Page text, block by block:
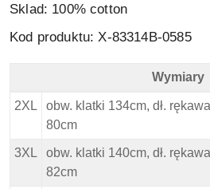
Sklad: 100% cotton
Kod produktu: X-83314B-0585
Replika Duży Sweter - Wymiary
Wymiary
2XL
obw. klatki 134cm, dł.
80cm
3XL
obw. klatki 140cm, dł.
82cm